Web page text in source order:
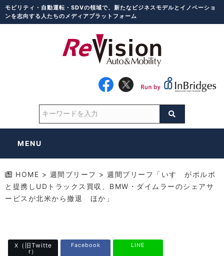
モビリティ・自動運転・SDVの領域で、新たなビジネスモデルとイノベーショ
ンを志向する人たちのメディアプラットフォーム
MENU
HOME > 週間ブリーフ > 週間ブリーフ「いすゞがボルボ
と提携しUDトラックス買収、BMW・ダイムラーのシェアサ
ービスが北米から撤退 ほか」
X （旧Twitte
r）
Facebook LINE